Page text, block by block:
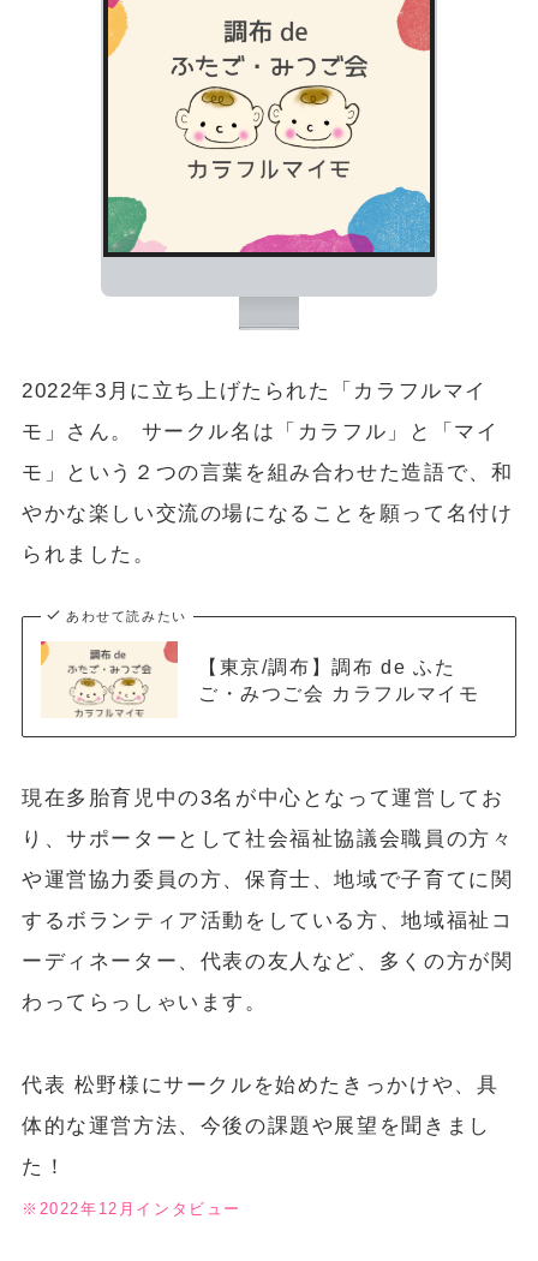
2022年3月に立ち上げたられた「カラフルマイ
モ」さん。 サークル名は「カラフル」と「マイ
モ」という２つの言葉を組み合わせた造語で、和
やかな楽しい交流の場になることを願って名付け
られました。
あわせて読みたい
【東京/調布】調布 de ふた
ご・みつご会 カラフルマイモ
現在多胎育児中の3名が中心となって運営してお
り、サポーターとして社会福祉協議会職員の方々
や運営協力委員の方、保育士、地域で子育てに関
するボランティア活動をしている方、地域福祉コ
ーディネーター、代表の友人など、多くの方が関
わってらっしゃいます。
代表 松野様にサークルを始めたきっかけや、具
体的な運営方法、今後の課題や展望を聞きまし
た！
※2022年12月インタビュー